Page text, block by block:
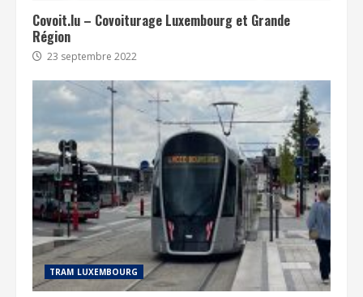
Covoit.lu – Covoiturage Luxembourg et Grande
Région
23 septembre 2022
TRAM LUXEMBOURG